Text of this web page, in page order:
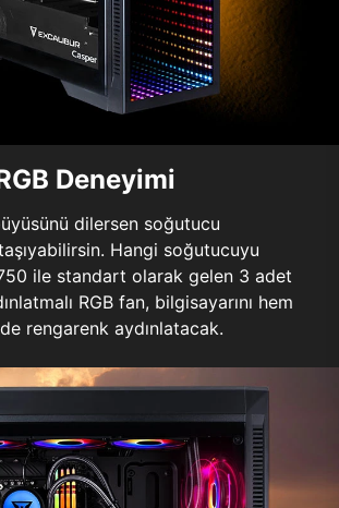
Deneyimi
büyüsünü dilersen soğutucu
Hangi soğutucuyu
ile standart olarak gelen 3 adet
RGB fan, bilgisayarını hem
rengarenk aydınlatacak.